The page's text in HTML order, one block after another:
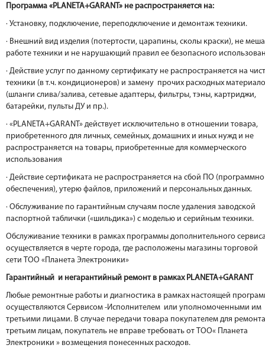
Программа «PLANETA+GARANT» не распространяется на:
· Установку, подключение, переподключение и демонтаж техники.
· Внешний вид изделия (потертости, царапины, сколы краски), не
работе техники и не нарушающий правил ее безопасного
· Действие услуг по данному сертификату не распространяется на
техники (в т.ч. кондиционеров) и замену прочих расходных
(шланги слива/залива, сетевые адаптеры, фильтры, тэны, картриджи,
батарейки, пульты ДУ и пр.).
· «PLANETA+GARANT» действует исключительно в отношении товара,
приобретенного для личных, семейных, домашних и иных нужд и не
распространяется на товары, приобретенные для коммерческого
использования
· Действие сертификата не распространяется на сбой ПО
обеспечения), утерю файлов, приложений и персональных данных.
· Обслуживание по гарантийным случаям после удаления заводской
паспортной таблички («шильдика») с моделью и серийным техники.
Обслуживание техники в рамках программы дополнительного
осуществляется в черте города, где расположены магазины торговой
сети ТОО «Планета Электроники»
Гарантийный и негарантийный ремонт в рамках PLANETA+GARANT
Любые ремонтные работы и диагностика в рамках настоящей
осуществляются Сервисом -Исполнителем или уполномоченными им
третьими лицами. В случае передачи товара покупателем для ремонта
третьим лицам, покупатель не вправе требовать от ТОО« Планета
Электроники » возмещения понесенных расходов.